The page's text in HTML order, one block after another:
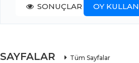
SONUÇLAR OY KULLAN
SAYFALAR Tüm Sayfalar